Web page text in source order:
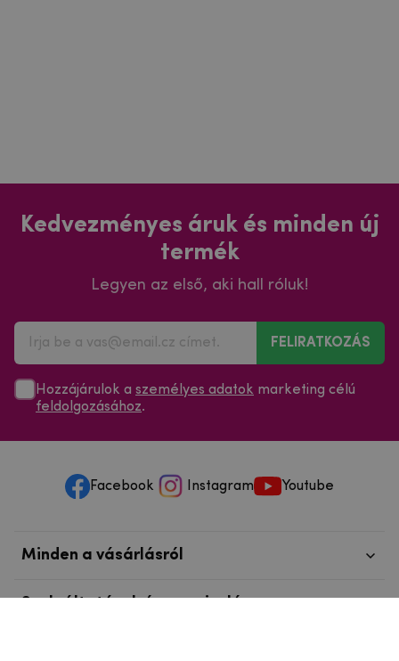
Kedvezményes áruk és minden új
termék
Legyen az első, aki hall róluk!
FELIRATKOZÁS
Hozzájárulok a személyes adatok marketing célú
feldolgozásához.
Facebook Instagram Youtube
Minden a vásárlásról